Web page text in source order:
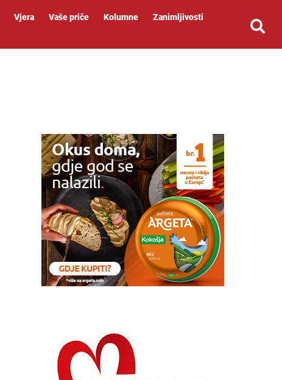
Vjera Vaše priče Kolumne
Zanimljivosti